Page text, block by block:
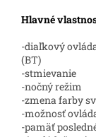
Hlavné
-diaľkový
(BT)
-stmievanie
-nočný režim
-zmena farby
-možnosť
-pamäť